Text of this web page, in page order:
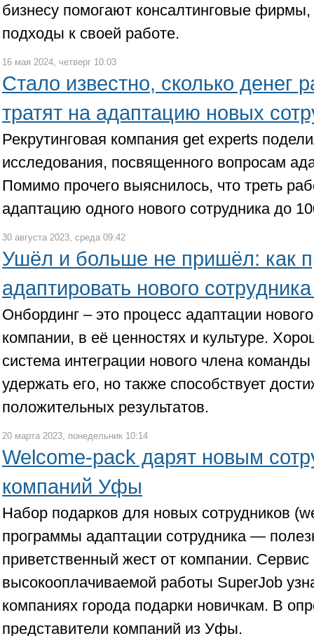
бизнесу помогают консалтинговые
подходы к своей работе.
16 мая 2024, четверг 10:03
Стало известно, сколько денег
тратят на адаптацию новых
Рекрутинговая компания get experts
исследования, посвященного вопросам
Помимо прочего выяснилось, что треть
адаптацию одного нового сотрудника до
30 августа 2023, среда 09:42
Ушёл и больше не пришёл: как
адаптировать нового
Онбординг – это процесс адаптации
компании, в её ценностях и культуре.
система интеграции нового члена
удержать его, но также способствует
положительных результатов.
20 марта 2023, понедельник 10:14
Welcome-pack дарят новым
компаний Уфы
Набор подарков для новых сотрудников
программы адаптации сотрудника —
приветственный жест от компании. Сервис
высокооплачиваемой работы SuperJob
компаниях города подарки новичкам. В
представители компаний из Уфы.